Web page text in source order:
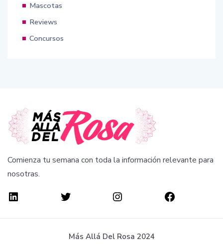
Mascotas
Reviews
Concursos
Comienza tu semana con toda la información relevante para
nosotras.
Más Allá Del Rosa 2024